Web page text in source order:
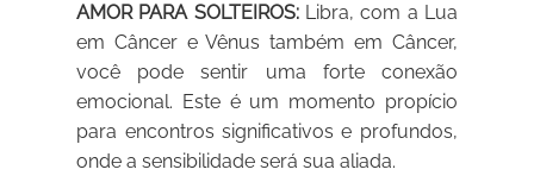
AMOR PARA SOLTEIROS:Libra, com a Lua
em Câncer e Vênus também em Câncer,
você pode sentir uma forte conexão
emocional. Este é um momento propício
para encontros significativos e profundos,
onde a sensibilidade será sua aliada.